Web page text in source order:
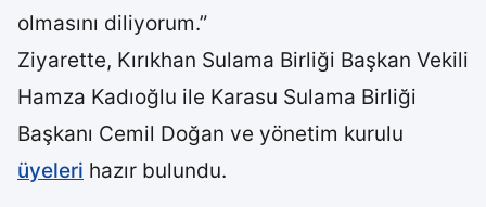
olmasını diliyorum.”
Ziyarette, Kırıkhan Sulama Birliği Başkan Vekili
Hamza Kadıoğlu ile Karasu Sulama Birliği
Başkanı Cemil Doğan ve yönetim kurulu
üyeleri hazır bulundu.